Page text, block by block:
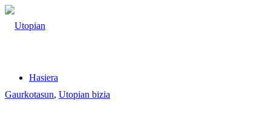
Hasiera
Gaurkotasun, Utopian bizia